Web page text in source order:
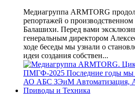
Медиагруппа ARMTORG
репортажей о
Балашихи. Перед вами
генеральным директором
ходе беседы мы узнали о
идеи создания собствен...